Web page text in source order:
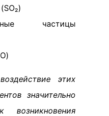
частицы
этих
значительно
возникновения